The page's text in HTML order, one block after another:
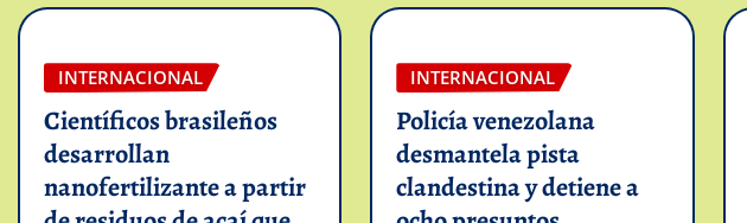
INTERNACIONAL
Científicos brasileños
desarrollan
nanofertilizante a partir
INTERNACIONAL
Policía venezolana
desmantela pista
clandestina y detiene a